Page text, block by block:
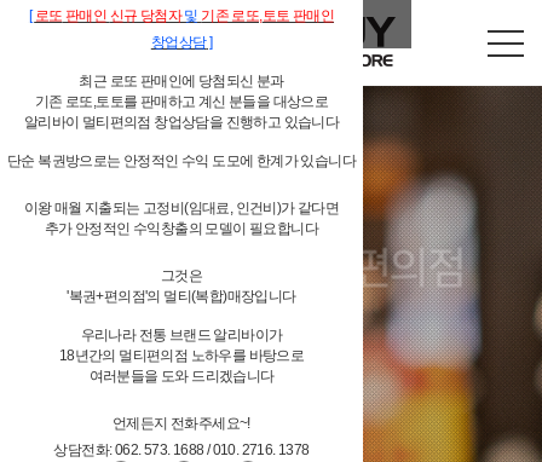
독립형 개인 편의점
알리바이 물류시스템 지원
[로또 판매인 신규 당첨자및 기존 로또,토토 판매인
창업상담]
최근 로또 판매인에 당첨되신 분과
기존 로또,토토를 판매하고 계신 분들을 대상으로
알리바이 멀티편의점 창업상담을 진행하고 있습니다
단순 복권방으로는 안정적인 수익 도모에 한계가 있습니다
이왕 매월 지출되는 고정비(임대료, 인건비)가 같다면
추가 안정적인 수익창출의 모델이 필요합니다
그것은
'복권+편의점'의 멀티(복합)매장입니다
우리나라 전통 브랜드 알리바이가
18년간의 멀티편의점 노하우를 바탕으로
여러분들을 도와 드리겠습니다
언제든지 전화주세요~!
상담전화: 062. 573. 1688 / 010. 2716. 1378